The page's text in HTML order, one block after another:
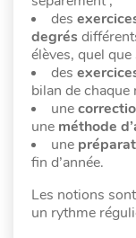
des
degrés
élèves, quel
des
bilan de chaque
une
une méthode
une
fin d’année.
Les notions
un rythme